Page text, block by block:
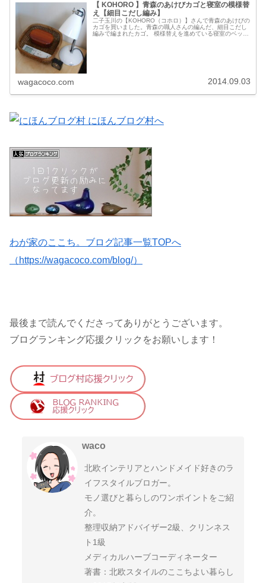
【 KOHORO 】青森のあけびカゴと寝室の模様替
え【細目こだし編み】
二子玉川の【KOHORO（コホロ）】さんで青森のあけびの
カゴを買いました。青森の職人さんの編んだ、細目こだし
編みで編まれたカゴ。 模様替えを進めている寝室のベッド
wagacoco.com 2014.09.03
わが家のここち。ブログ記事一覧TOPへ
（https://wagacoco.com/blog/）
最後まで読んでくださってありがとうございます。
ブログランキング応援クリックをお願いします！
waco
北欧インテリアとハンドメイド好きのラ
イフスタイルブロガー。
モノ選びと暮らしのワンポイントをご紹
介。
整理収納アドバイザー2級、クリンネス
ト1級
メディカルハーブコーディネーター
著書：北欧スタイルのここちよい暮らし